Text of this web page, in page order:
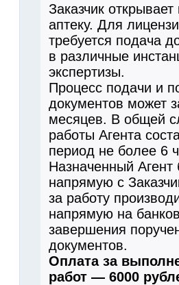
Заказчик
аптеку. Для
требуется подача
в различные
экспертизы.
Процесс подачи и
документов может
месяцев. В общей
работы Агента
период не более 6
Назначенный Агент
напрямую с
за работу
напрямую на
завершения
документов.
Оплата за
работ — 6000